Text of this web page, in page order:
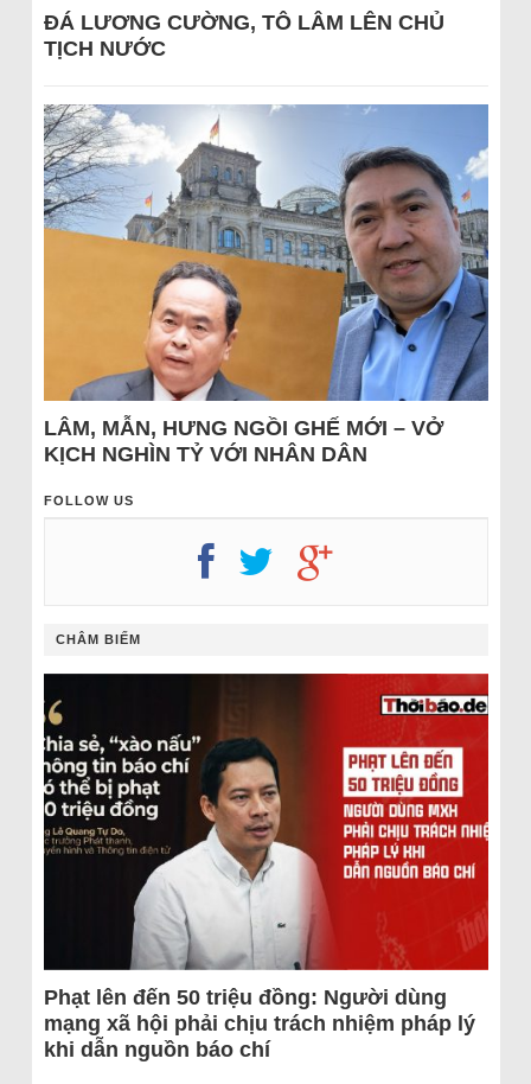
ĐÁ LƯƠNG CƯỜNG, TÔ LÂM LÊN CHỦ
TỊCH NƯỚC
LÂM, MẪN, HƯNG NGỒI GHẾ MỚI – VỞ
KỊCH NGHÌN TỶ VỚI NHÂN DÂN
FOLLOW US
CHÂM BIẾM
Phạt lên đến 50 triệu đồng: Người dùng
mạng xã hội phải chịu trách nhiệm pháp lý
khi dẫn nguồn báo chí